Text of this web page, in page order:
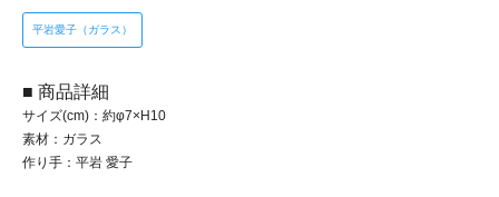
平岩愛子（ガラス）
■ 商品詳細
サイズ(cm)：約φ7×H10
素材：ガラス
作り手：平岩 愛子